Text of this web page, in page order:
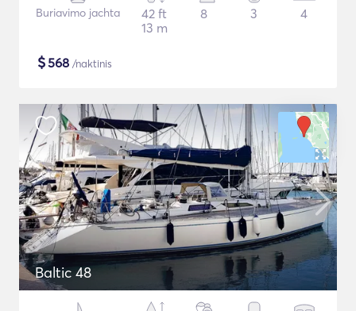
Buriavimo jachta
42 ft
13 m
8 3 4
$568 /naktinis
Baltic 48